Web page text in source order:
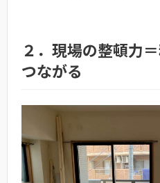
２．現場の整頓力
つながる